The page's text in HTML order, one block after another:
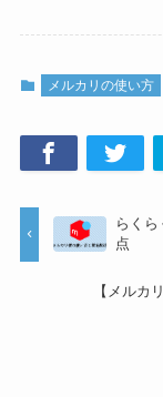
メルカリの使い方
らく
点
【メルカ